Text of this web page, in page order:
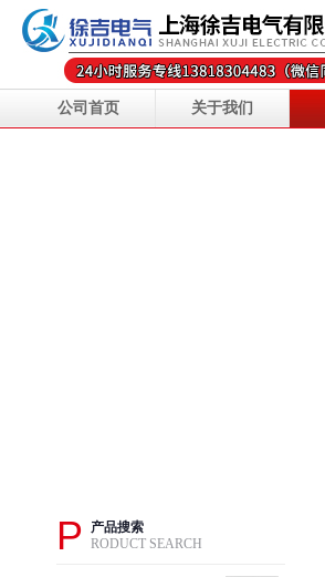
公司首页 关于我们
P
产品搜索
RODUCT SEARCH